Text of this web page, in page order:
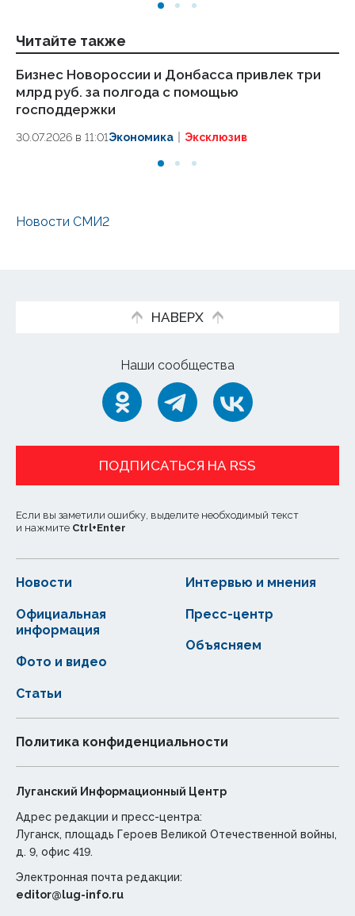
Читайте также
Бизнес Новороссии и Донбасса привлек три
млрд руб. за полгода с помощью
господдержки
30.07.2026 в 11:01Экономика Эксклюзив
Новости СМИ2
НАВЕРХ
Наши сообщества
ПОДПИСАТЬСЯ НА RSS
Если вы заметили ошибку, выделите необходимый текст
и нажмите Ctrl+Enter
Новости
Статьи
Официальная
информация
Интервью и мнения
Фото и видео
Пресс-центр
Объясняем
Политика конфиденциальности
Луганский Информационный Центр
Адрес редакции и пресс-центра:
Луганск, площадь Героев Великой Отечественной войны,
д. 9, офис 419.
Электронная почта редакции:
editor@lug-info.ru